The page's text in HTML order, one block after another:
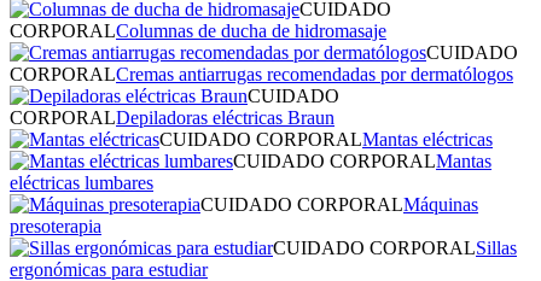
CUIDADO
CORPORALColumnas de ducha de hidromasaje
CUIDADO
CORPORALCremas antiarrugas recomendadas por dermatólogos
CUIDADO
CORPORALDepiladoras eléctricas Braun
CUIDADO CORPORALMantas eléctricas
CUIDADO CORPORALMantas
eléctricas lumbares
CUIDADO CORPORALMáquinas
presoterapia
CUIDADO CORPORALSillas
ergonómicas para estudiar